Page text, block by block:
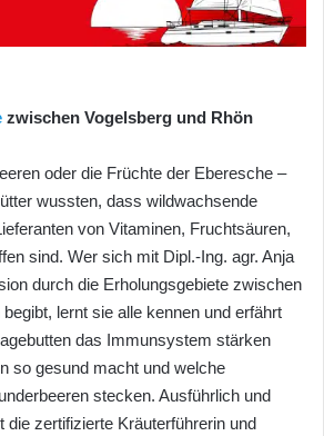
zwischen Vogelsberg und Rhön
oder die Früchte der Eberesche –
wussten, dass wildwachsende
von Vitaminen, Fruchtsäuren,
sind. Wer sich mit Dipl.-Ing. agr. Anja
durch die Erholungsgebiete zwischen
lernt sie alle kennen und erfährt
das Immunsystem stärken
so gesund macht und welche
stecken. Ausführlich und
die zertifizierte Kräuterführerin und